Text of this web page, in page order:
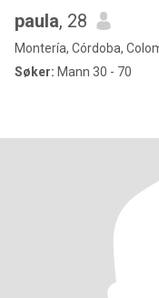
paula, 28
Montería, Córdoba,
Søker: Mann 30 - 70